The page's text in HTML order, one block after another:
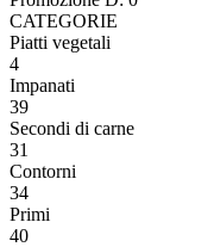
CATEGORIE
Piatti vegetali
4
Impanati
39
Secondi di carne
31
Contorni
34
Primi
40